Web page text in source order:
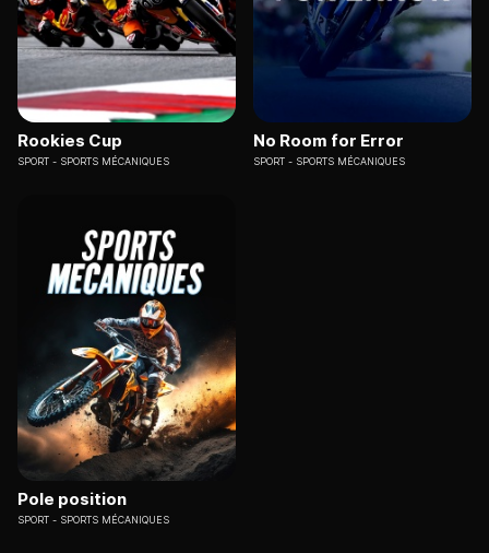
Rookies Cup
SPORT SPORTS MÉCANIQUES
No Room for Error
SPORT SPORTS MÉCANIQUES
Pole position
SPORT SPORTS MÉCANIQUES